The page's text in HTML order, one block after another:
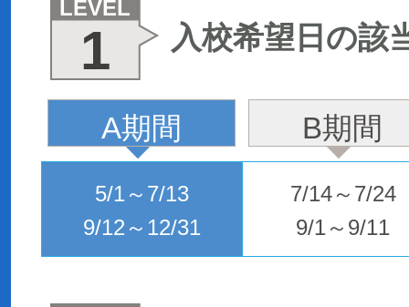
LEVEL
1 入校希望日の該
A期間 B期間
5/1～7/13
9/12～12/31
7/14～7/24
9/1～9/11